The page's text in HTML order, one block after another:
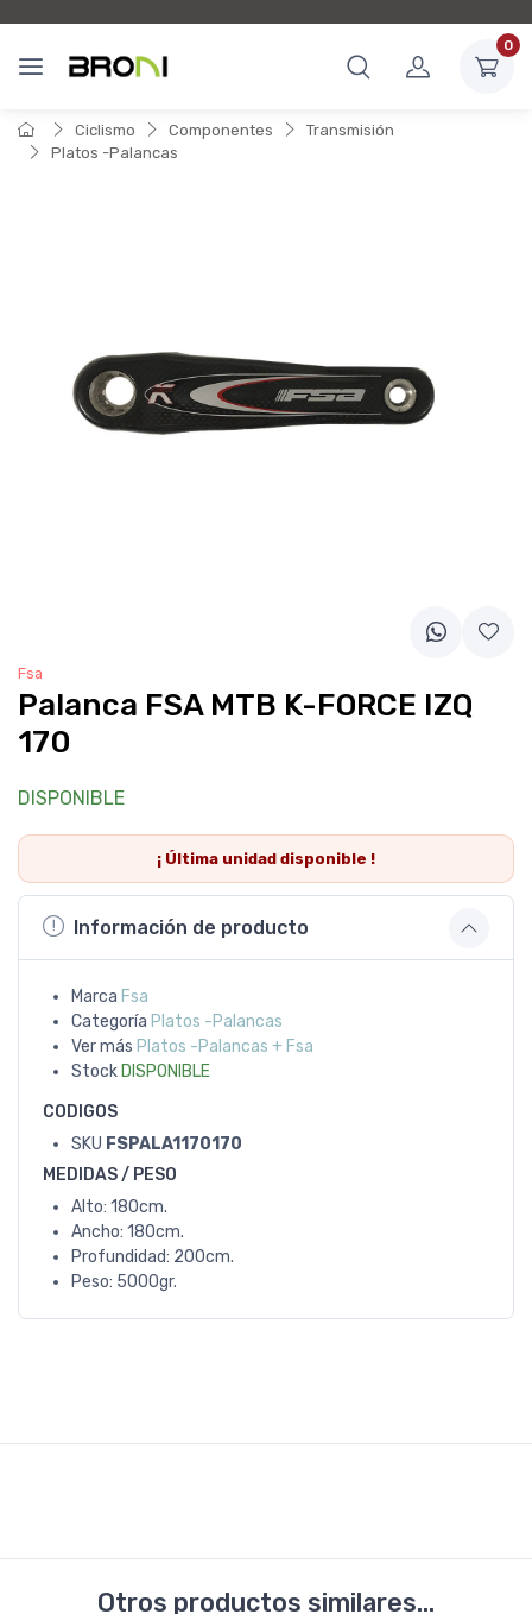
0
Ciclismo Componentes
Transmisión
Platos -Palancas
Fsa
Palanca FSA MTB K-FORCE IZQ
170
DISPONIBLE
¡ Última unidad disponible !
Información de producto
Marca Fsa
Categoría Platos -Palancas
Ver más Platos -Palancas + Fsa
Stock DISPONIBLE
CODIGOS
SKU FSPALA1170170
MEDIDAS / PESO
Alto: 180cm.
Ancho: 180cm.
Profundidad: 200cm.
Peso: 5000gr.
Otros productos similares...